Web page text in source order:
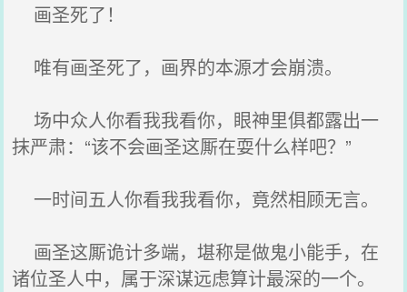
画圣死了！
唯有画圣死了，画界的本源才会崩溃。
场中众人你看我我看你，眼神里俱都露出一
抹严肃：“该不会画圣这厮在耍什么样吧？”
一时间五人你看我我看你，竟然相顾无言。
画圣这厮诡计多端，堪称是做鬼小能手，在
诸位圣人中，属于深谋远虑算计最深的一个。